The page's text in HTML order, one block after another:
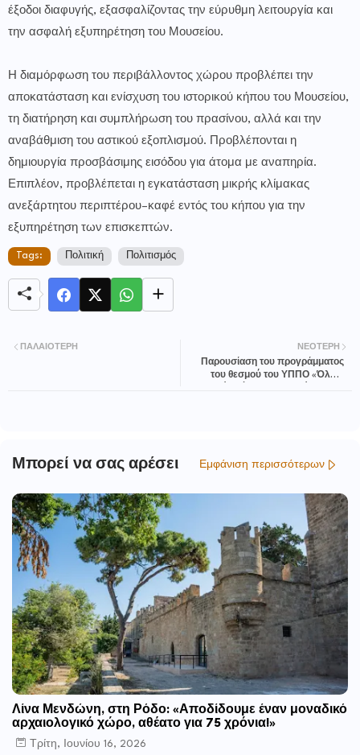
έξοδοι διαφυγής, εξασφαλίζοντας την εύρυθμη λειτουργία και
την ασφαλή εξυπηρέτηση του Μουσείου.
Η διαμόρφωση του περιβάλλοντος χώρου προβλέπει την
αποκατάσταση και ενίσχυση του ιστορικού κήπου του Μουσείου,
τη διατήρηση και συμπλήρωση του πρασίνου, αλλά και την
αναβάθμιση του αστικού εξοπλισμού. Προβλέπονται η
δημιουργία προσβάσιμης εισόδου για άτομα με αναπηρία.
Επιπλέον, προβλέπεται η εγκατάσταση μικρής κλίμακας
ανεξάρτητου περιπτέρου–καφέ εντός του κήπου για την
εξυπηρέτηση των επισκεπτών.
Tags: Πολιτική Πολιτισμός
ΝΕΌΤΕΡΗ
Παρουσίαση του προγράμματος
του θεσμού του ΥΠΠΟ «Όλη η
ΠΑΛΑΙΌΤΕΡΗ
Μπορεί να σας αρέσει Εμφάνιση περισσότερων
Λίνα Μενδώνη, στη Ρόδο: «Αποδίδουμε έναν μοναδικό
αρχαιολογικό χώρο, αθέατο για 75 χρόνια!»
Τρίτη, Ιουνίου 16, 2026